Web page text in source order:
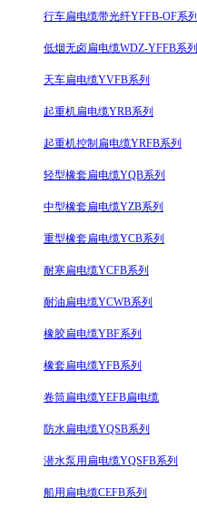
行车扁电缆带光纤YFFB-OF系列
低烟无卤扁电缆WDZ-YFFB系列
天车扁电缆YVFB系列
起重机扁电缆YRB系列
起重机控制扁电缆YRFB系列
轻型橡套扁电缆YQB系列
中型橡套扁电缆YZB系列
重型橡套扁电缆YCB系列
耐寒扁电缆YCFB系列
耐油扁电缆YCWB系列
橡胶扁电缆YBF系列
橡套扁电缆YFB系列
卷筒扁电缆YEFB扁电缆
防水扁电缆YQSB系列
潜水泵用扁电缆YQSFB系列
船用扁电缆CEFB系列